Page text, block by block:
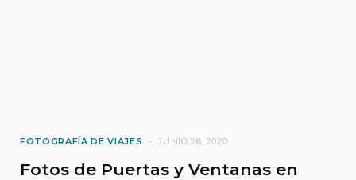
FOTOGRAFÍA DE VIAJES JUNIO 26, 2020
Fotos de Puertas y Ventanas en